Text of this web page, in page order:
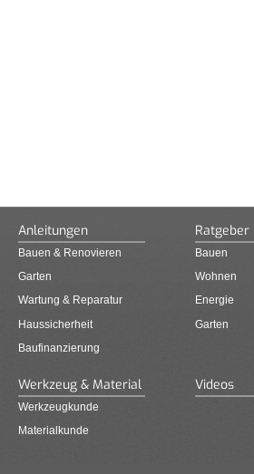
Anleitungen
Bauen & Renovieren
Garten
Wartung & Reparatur
Haussicherheit
Baufinanzierung
Ratgeber
Bauen
Wohnen
Energie
Garten
Werkzeug & Material
Werkzeugkunde
Materialkunde
Videos